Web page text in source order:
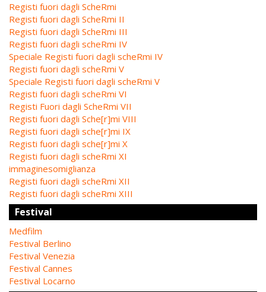
Registi fuori dagli ScheRmi
Registi fuori dagli ScheRmi II
Registi fuori dagli ScheRmi III
Registi fuori dagli scheRmi IV
Speciale Registi fuori dagli scheRmi IV
Registi fuori dagli scheRmi V
Speciale Registi fuori dagli scheRmi V
Registi fuori dagli scheRmi VI
Registi Fuori dagli ScheRmi VII
Registi fuori dagli Sche[r]mi VIII
Registi fuori dagli sche[r]mi IX
Registi fuori dagli sche[r]mi X
Registi fuori dagli scheRmi XI
immaginesomiglianza
Registi fuori dagli scheRmi XII
Registi fuori dagli scheRmi XIII
Festival
Medfilm
Festival Berlino
Festival Venezia
Festival Cannes
Festival Locarno